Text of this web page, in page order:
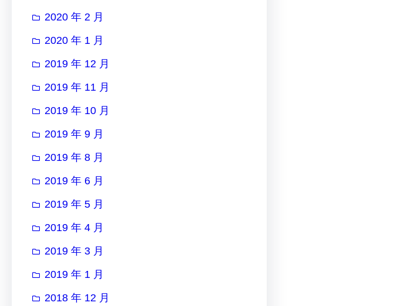
2020 年 2 月
2020 年 1 月
2019 年 12 月
2019 年 11 月
2019 年 10 月
2019 年 9 月
2019 年 8 月
2019 年 6 月
2019 年 5 月
2019 年 4 月
2019 年 3 月
2019 年 1 月
2018 年 12 月